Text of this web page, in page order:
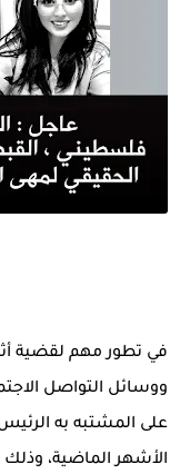
في تطور مهم لقضية
ووسائل التواصل
على المشتبه به
الأشهر الماضية،